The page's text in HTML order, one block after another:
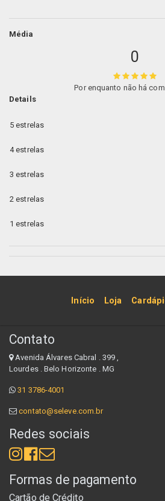
Média
0
Por enquanto não há
Details
5 estrelas
4 estrelas
3 estrelas
2 estrelas
1 estrelas
Início Loja
Contato
Avenida Álvares Cabral . 399 ,
Lourdes . Belo Horizonte . MG
31 3786-4001
contato@seleve.com.br
Redes sociais
Formas de pagamento
Cartão de Crédito